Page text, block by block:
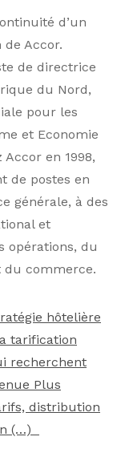
d’un
Accor.
de directrice
du Nord,
pour les
et Economie
en 1998,
de postes en
générale, à des
et
opérations, du
du commerce.
hôtelière
tarification
recherchent
Plus
distribution
(…)